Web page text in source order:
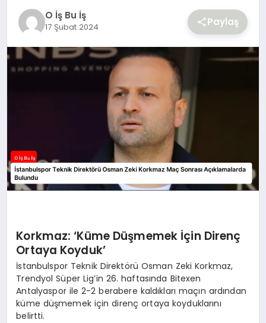
O İş Bu İş
17 Şubat 2024 Paylaş
Korkmaz: ‘Küme Düşmemek İçin Direnç
Ortaya Koyduk’
İstanbulspor Teknik Direktörü Osman Zeki Korkmaz,
Trendyol Süper Lig’in 26. haftasında Bitexen
Antalyaspor ile 2-2 berabere kaldıkları maçın ardından
küme düşmemek için direnç ortaya koyduklarını
belirtti.